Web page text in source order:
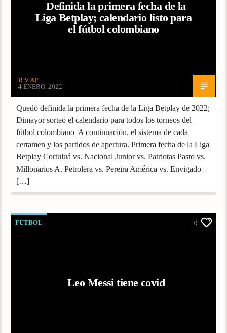
Definida la primera fecha de la
Liga Betplay; calendario listo para
el fútbol colombiano
R V AP
4 ENERO, 2022
Quedó definida la primera fecha de la Liga Betplay de 2022;
Dimayor sorteó el calendario para todos los torneos del
fútbol colombiano A continuación, el sistema de cada
certamen y los partidos de apertura. Primera fecha de la Liga
Betplay Cortuluá vs. Nacional Junior vs. Patriotas Pasto vs.
Millonarios A. Petrolera vs. Pereira América vs. Envigado
[…]
FÚTBOL 0
Leo Messi tiene covid